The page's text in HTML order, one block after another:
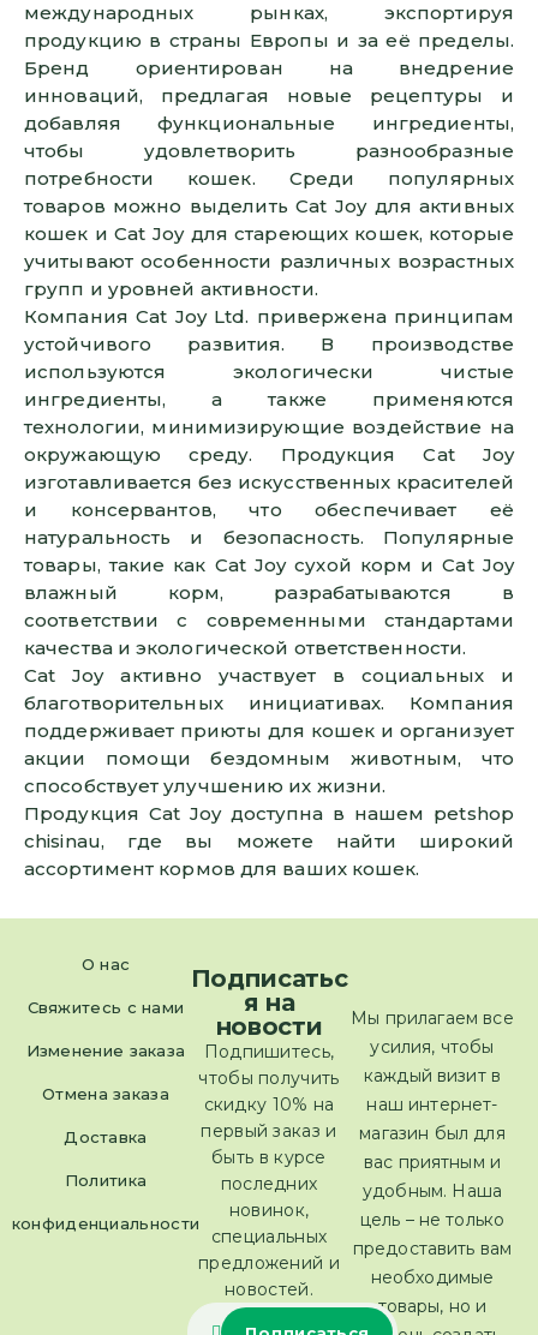
международных рынках, экспортируя
продукцию в страны Европы и за её пределы.
Бренд ориентирован на внедрение
инноваций, предлагая новые рецептуры и
добавляя функциональные ингредиенты,
чтобы удовлетворить разнообразные
потребности кошек. Среди популярных
товаров можно выделить Cat Joy для активных
кошек и Cat Joy для стареющих кошек, которые
учитывают особенности различных возрастных
групп и уровней активности.
Компания Cat Joy Ltd. привержена принципам
устойчивого развития. В производстве
используются экологически чистые
ингредиенты, а также применяются
технологии, минимизирующие воздействие на
окружающую среду. Продукция Cat Joy
изготавливается без искусственных красителей
и консервантов, что обеспечивает её
натуральность и безопасность. Популярные
товары, такие как Cat Joy сухой корм и Cat Joy
влажный корм, разрабатываются в
соответствии с современными стандартами
качества и экологической ответственности.
Cat Joy активно участвует в социальных и
благотворительных инициативах. Компания
поддерживает приюты для кошек и организует
акции помощи бездомным животным, что
способствует улучшению их жизни.
Продукция Cat Joy доступна в нашем petshop
chisinau, где вы можете найти широкий
ассортимент кормов для ваших кошек.
О нас
Свяжитесь с нами
Изменение заказа
Отмена заказа
Доставка
Политика
конфиденциальности
Мы прилагаем все
усилия, чтобы
каждый визит в
наш интернет-
магазин был для
вас приятным и
удобным. Наша
цель – не только
предоставить вам
необходимые
товары, но и
Подписатьс
я на
новости
Подпишитесь,
чтобы получить
скидку 10% на
первый заказ и
быть в курсе
последних
новинок,
специальных
предложений и
новостей.